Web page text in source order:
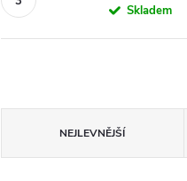
Skladem
NEJLEVNĚJŠÍ